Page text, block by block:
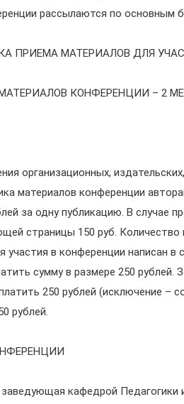
рассылаются по основным
ПРИЕМА МАТЕРИАЛОВ ДЛЯ
КОНФЕРЕНЦИИ – 2
организационных,
материалов конференции
за одну публикацию. В случае
страницы 150 руб. Количество
участия в конференции написан
сумму в размере 250
250 рублей (исключение –
рублей.
кафедрой Педагогики